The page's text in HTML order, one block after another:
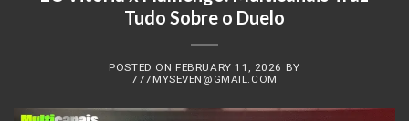
Tudo Sobre o Duelo
POSTED ON FEBRUARY 11, 2026 BY
777MYSEVEN@GMAIL.COM